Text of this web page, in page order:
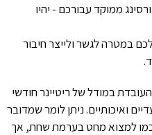
ממוקד עבורכם - יהיו
במטרה לגשר ולייצר חיבור
במודל של ריטיינר חודשי
ואיכותיים. ניתן לומר שמדובר
למצוא מחט בערמת שחת, אך